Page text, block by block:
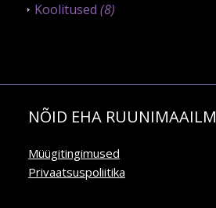
Koolitused (8)
NÕID EHA RUUNIMAAILM
Müügitingimused
Privaatsuspoliitika